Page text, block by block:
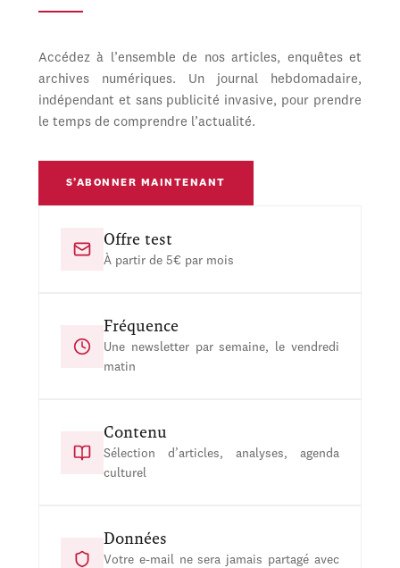
Accédez à l’ensemble de nos articles, enquêtes et
archives numériques. Un journal hebdomadaire,
indépendant et sans publicité invasive, pour prendre
le temps de comprendre l’actualité.
S’ABONNER MAINTENANT
Offre test
À partir de 5€ par mois
Fréquence
Une newsletter par semaine, le vendredi
matin
Contenu
Sélection d’articles, analyses, agenda
culturel
Données
Votre e-mail ne sera jamais partagé avec